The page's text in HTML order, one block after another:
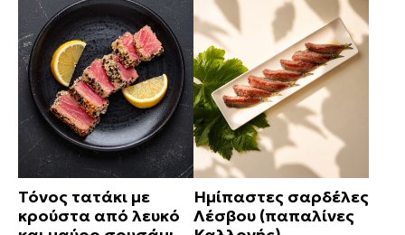
Τόνος τατάκι με
κρούστα από λευκό
Ημίπαστες σαρδέλες
Λέσβου (παπαλίνες